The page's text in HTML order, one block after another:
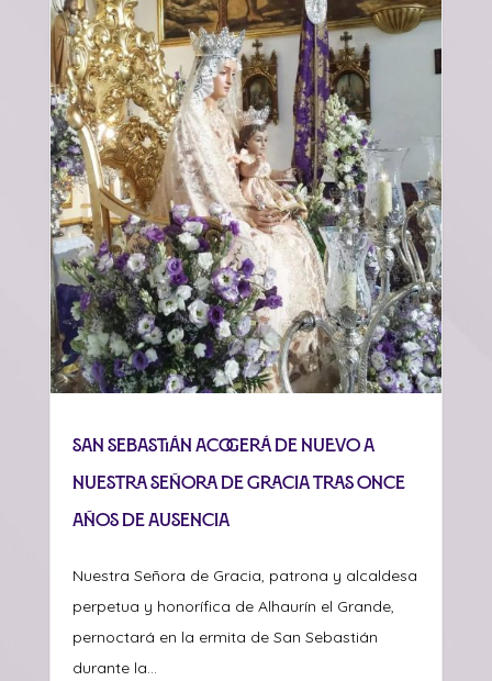
San Sebastián acogerá de nuevo a
Nuestra Señora de Gracia tras once
años de ausencia
Nuestra Señora de Gracia, patrona y alcaldesa
perpetua y honorífica de Alhaurín el Grande,
pernoctará en la ermita de San Sebastián
durante la...